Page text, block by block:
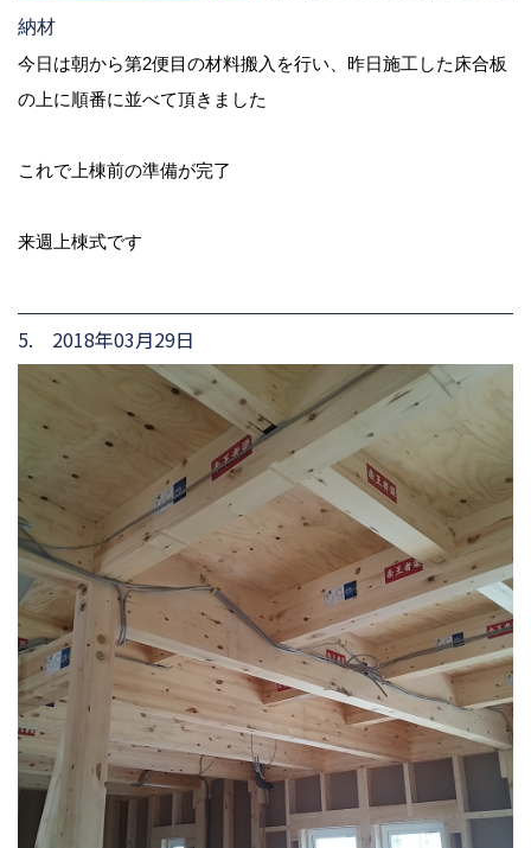
納材
今日は朝から第2便目の材料搬入を行い、昨日施工した床合板
の上に順番に並べて頂きました
これで上棟前の準備が完了
来週上棟式です
5. 2018年03月29日